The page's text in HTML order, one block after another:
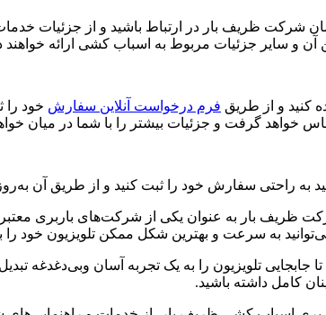
1500، به راحتی با کارشناسان شرکت ظریف بار در ارتباط
آن و سایر جزئیات مربوط به اسباب کشی ارائه خواهند
کنید و از طریق فرم درخواست آنلاین سفارش خود را
خواهد گرفت و جزئیات بیشتر را با شما در میان
به راحتی سفارش خود را ثبت کنید و از طریق آن
ظریف بار به عنوان یکی از شرکت‌های باربری
به سرعت و بهترین شکل ممکن تلویزیون خود را
تلویزیون را به یک تجربه آسان وبی‌دغدغه
کامل داشته باشید.